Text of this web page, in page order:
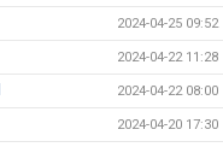
2024-04-25 09:52
2024-04-22 11:28
2024-04-22 08:00
2024-04-20 17:30